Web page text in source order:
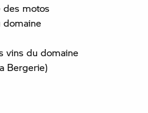
des motos
domaine
vins du domaine
Bergerie)